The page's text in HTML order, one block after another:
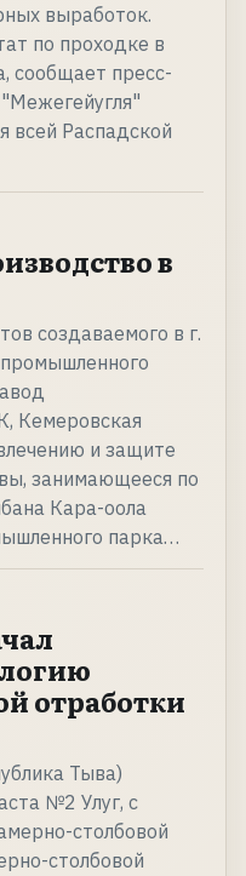
выработок.
по проходке в
сообщает пресс-
всей Распадской
в
создаваемого в г.
Кемеровская
и защите
занимающееся по
Кара-оола
парка…
отработки
Тыва)
№2 Улуг, с
столбовой
столбовой